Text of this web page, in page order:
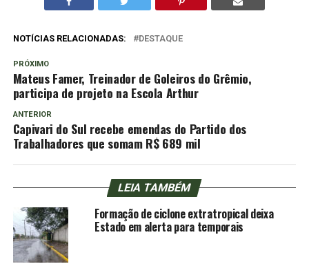
NOTÍCIAS RELACIONADAS: DESTAQUE
PRÓXIMO
Mateus Famer, Treinador de Goleiros do Grêmio,
participa de projeto na Escola Arthur
ANTERIOR
Capivari do Sul recebe emendas do Partido dos
Trabalhadores que somam R$ 689 mil
LEIA TAMBÉM
Formação de ciclone extratropical deixa
Estado em alerta para temporais